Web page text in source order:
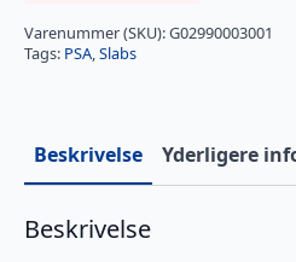
Varenummer (SKU):G02990003001
Tags: PSA,Slabs
Beskrivelse Yderligere
Beskrivelse